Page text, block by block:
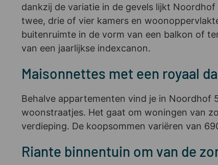
dankzij de variatie in de gevels lijkt
twee, drie of vier kamers en
buitenruimte in de vorm van een balkon of
van een jaarlijkse indexcanon.
Maisonnettes met een royaal
Behalve appartementen vind je in Noordhof
woonstraatjes. Het gaat om woningen van
verdieping. De koopsommen variëren van
Riante binnentuin om van de